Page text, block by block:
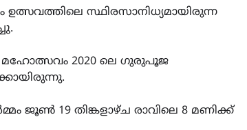
സ്ഥിരസാനിധ്യമായിരുന്ന
മഹോത്സവം 2020 ലെ ഗുരുപൂജ
ജൂൺ 19 തിങ്കളാഴ്ച രാവിലെ 8 മണിക്ക്